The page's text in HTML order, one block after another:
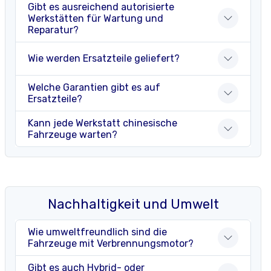
Gibt es ausreichend autorisierte
Werkstätten für Wartung und
Reparatur?
Wie werden Ersatzteile geliefert?
Welche Garantien gibt es auf
Ersatzteile?
Kann jede Werkstatt chinesische
Fahrzeuge warten?
Nachhaltigkeit und Umwelt
Wie umweltfreundlich sind die
Fahrzeuge mit Verbrennungsmotor?
Gibt es auch Hybrid- oder